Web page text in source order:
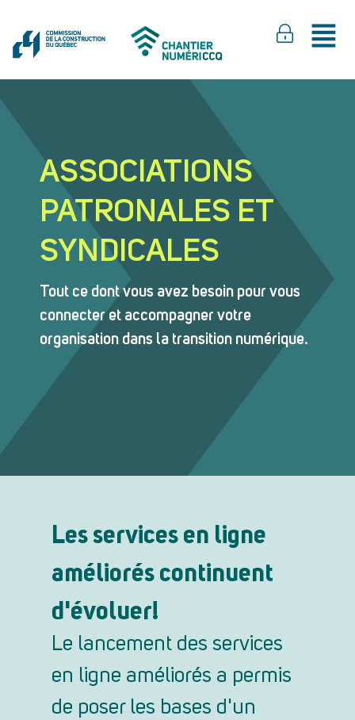
ASSOCIATIONS
PATRONALES ET
SYNDICALES
Tout ce dont vous avez besoin pour vous
connecter et accompagner votre
organisation dans la transition numérique.
Les services en ligne
améliorés continuent
d'évoluer!
Le lancement des services
en ligne améliorés a permis
de poser les bases d'un